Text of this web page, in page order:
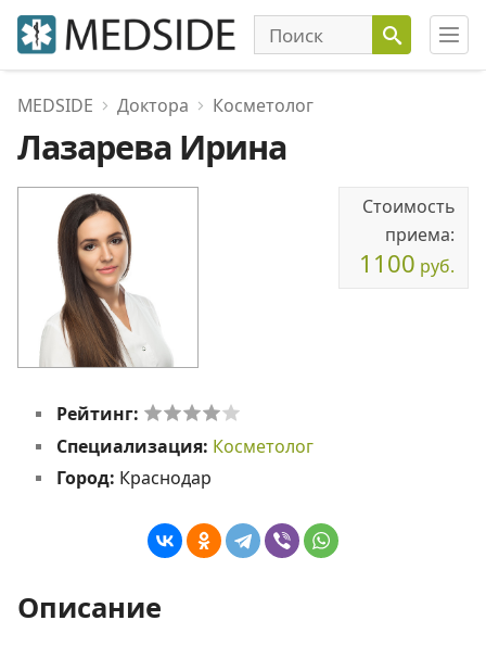
MEDSIDE Доктора Косметолог
Лазарева Ирина
Стоимость
приема:
1100 руб.
Рейтинг:
Специализация: Косметолог
Город: Краснодар
Описание